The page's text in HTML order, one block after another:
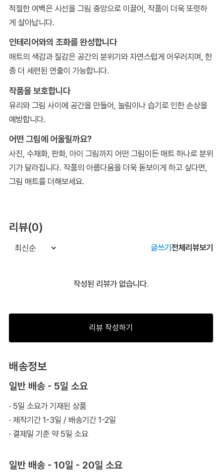
적절한 여백은 시선을 그림 중앙으로 이끌어, 작품이 더욱 또렷하
게 살아납니다.
인테리어와의 조화를 완성합니다
매트의 색감과 질감은 공간의 분위기와 자연스럽게 어우러지며, 한
층 더 세련된 연출이 가능합니다.
작품을 보호합니다
유리와 그림 사이에 공간을 만들어, 눌림이나 습기로 인한 손상을
예방합니다.
어떤 그림에 어울릴까요?
사진, 수채화, 판화, 아이 그림까지 어떤 그림이든 매트 하나로 분위
기가 달라집니다. 작품의 아름다움을 더욱 돋보이게 하고 싶다면,
그림 매트를 더해보세요.
리뷰(0)
최신순 글쓰기전체리뷰보기
작성된 리뷰가 없습니다.
리뷰 작성하기
배송정보
일반 배송 - 5일 소요
· 5일 소요가 기재된 상품
· 제작기간 1-3일 / 배송기간 1-2일
· 결제일 기준 약 5일 소요
일반 배송 - 10일 - 20일 소요